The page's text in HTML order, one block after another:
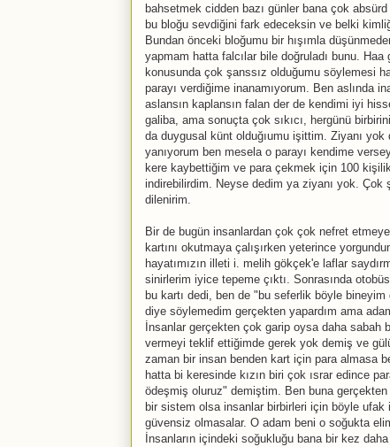
bahsetmek cidden bazı günler bana çok
bu bloğu sevdiğini fark edeceksin ve belki
Bundan önceki bloğumu bir hışımla
yapmam hatta falcılar bile doğruladı bunu.
konusunda çok şanssız olduğumu söylemesi
parayı verdiğime inanamıyorum. Ben aslında
aslansın kaplansın falan der de kendimi iyi
galiba, ama sonuçta çok sıkıcı, hergünü
da duygusal künt olduğıumu işittim. Ziyanı
yanıyorum ben mesela o parayı kendime
kere kaybettiğim ve para çekmek için 100
indirebilirdim. Neyse dedim ya ziyanı yok. Çok
dilenirim.
Bir de bugün insanlardan çok çok nefret
kartını okutmaya çalışırken yeterince
hayatımızın illeti i. melih gökçek'e laflar
sinirlerim iyice tepeme çıktı. Sonrasında
bu kartı dedi, ben de "bu seferlik böyle
diye söylemedim gerçekten yapardım ama
İnsanlar gerçekten çok garip oysa daha
vermeyi teklif ettiğimde gerek yok demiş ve
zaman bir insan benden kart için para almasa
hatta bi keresinde kızın biri çok ısrar edince
ödeşmiş oluruz" demiştim. Ben buna
bir sistem olsa insanlar birbirleri için böyle
güvensiz olmasalar. O adam beni o soğukta
İnsanların içindeki soğukluğu bana bir kez